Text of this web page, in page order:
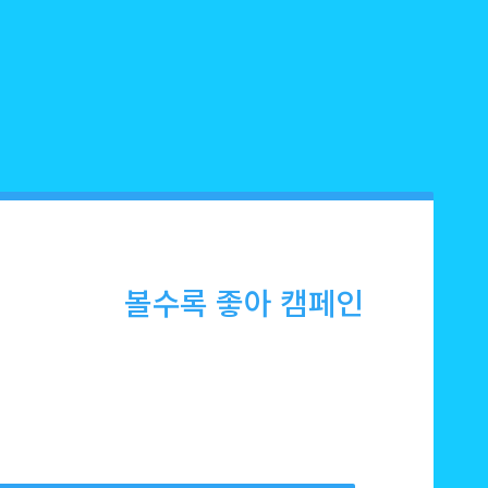
볼수록 좋아 캠페인